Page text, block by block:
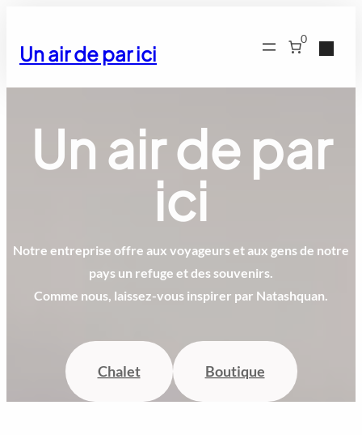
contenu
Un air de par ici
0
Un air de par
ici
Notre entreprise offre aux voyageurs et aux gens de notre
pays un refuge et des souvenirs.
Comme nous, laissez-vous inspirer par Natashquan.
Chalet Boutique